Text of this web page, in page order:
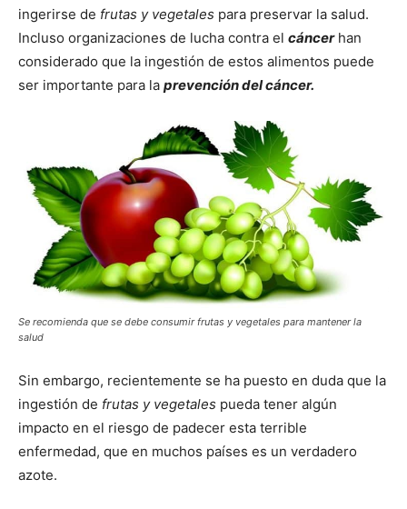
ingerirse de frutas y vegetales para preservar la salud.
Incluso organizaciones de lucha contra el cáncerhan
considerado que la ingestión de estos alimentos puede
ser importante para la prevención del cáncer.
Se recomienda que se debe consumir frutas y vegetales para mantener la
salud
Sin embargo, recientemente se ha puesto en duda que la
ingestión de frutas y vegetales pueda tener algún
impacto en el riesgo de padecer esta terrible
enfermedad, que en muchos países es un verdadero
azote.